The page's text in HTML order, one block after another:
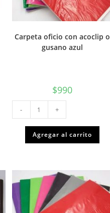
Carpeta oficio con acoclip o
gusano azul
$990
Carpeta
oficio
con
acoclip
o
gusano
azul
- +
Agregar al carrito